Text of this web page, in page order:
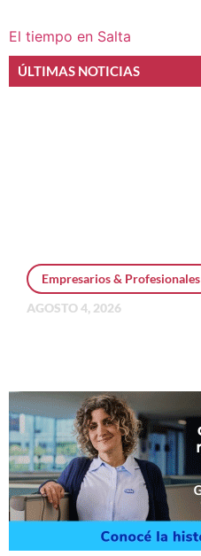
El tiempo en Salta
ÚLTIMAS NOTICIAS
Empresarios & Profesionales
AGOSTO 4, 2026